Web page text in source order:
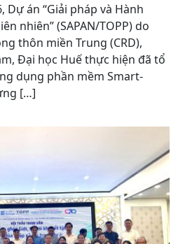
Dự án “Giải pháp và Hành
nhiên” (SAPAN/TOPP) do
thôn miền Trung (CRD),
Đại học Huế thực hiện đã tổ
dụng phần mềm Smart-
[…]